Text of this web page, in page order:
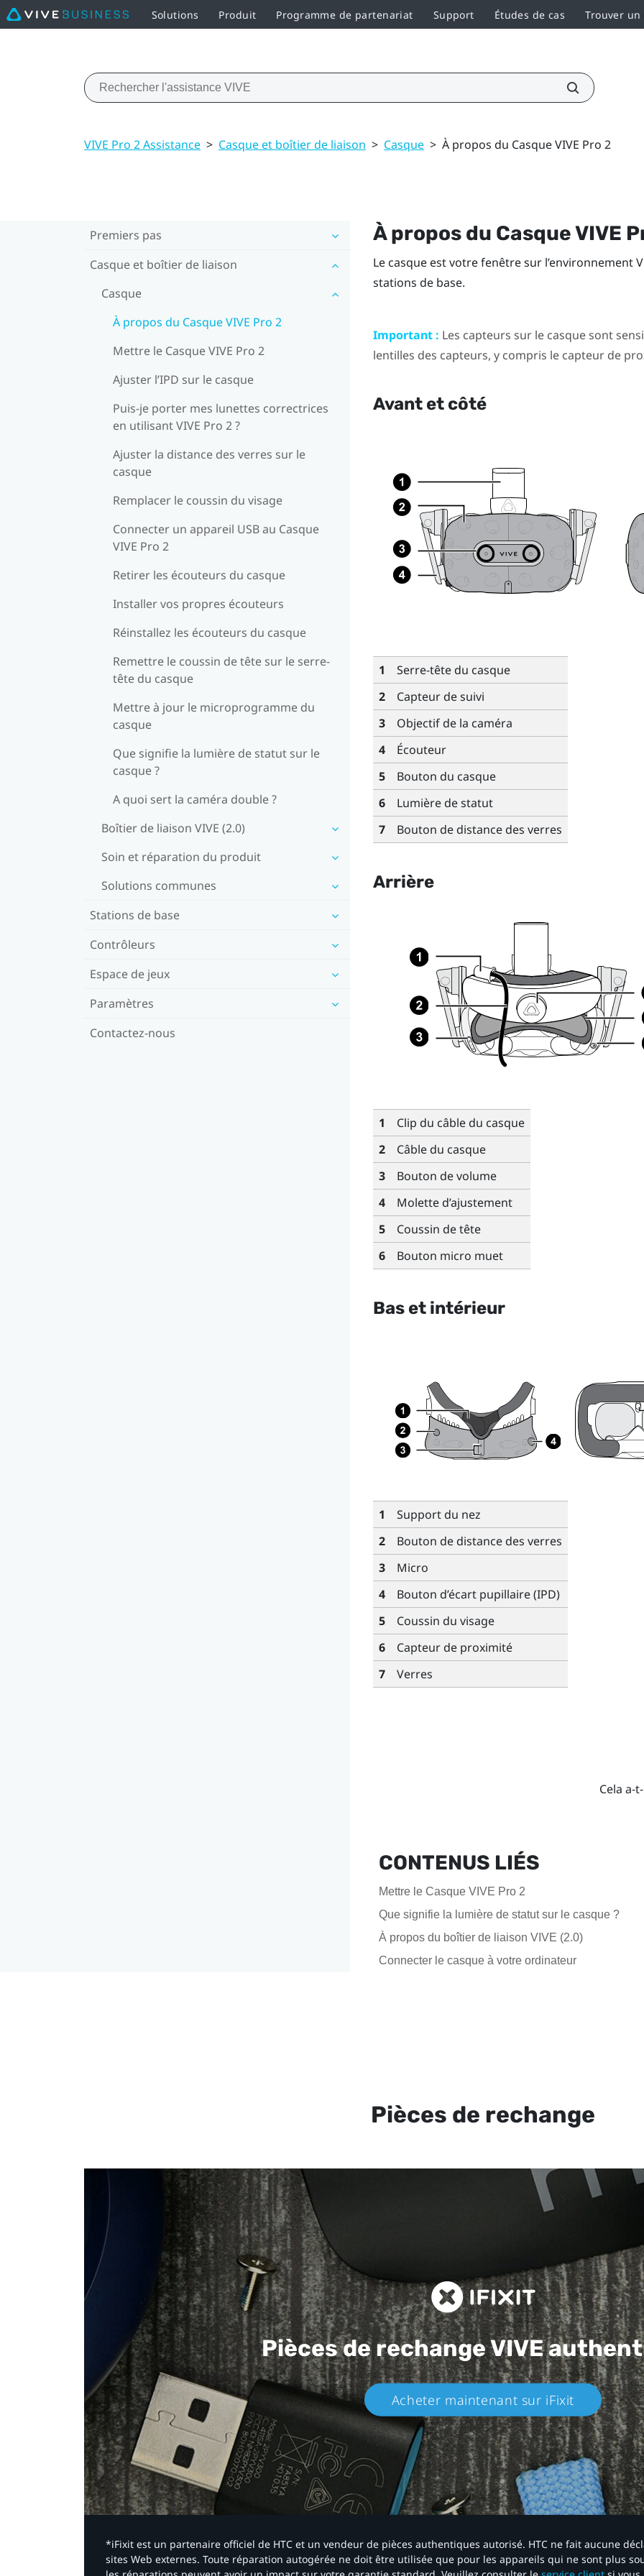
Solutions Produit Programme de partenariat Support Études de cas Trouver
VIVE Pro 2 Assistance > Casque et boîtier de liaison > Casque > À propos du Casque VIVE Pro 2
Premiers pas
Casque et boîtier de liaison
Casque
À propos du Casque VIVE Pro 2
Mettre le Casque VIVE Pro 2
Ajuster l’IPD sur le casque
Puis-je porter mes lunettes correctrices
en utilisant VIVE Pro 2 ?
Ajuster la distance des verres sur le
casque
Remplacer le coussin du visage
Connecter un appareil USB au Casque
VIVE Pro 2
Retirer les écouteurs du casque
Installer vos propres écouteurs
Réinstallez les écouteurs du casque
Remettre le coussin de tête sur le serre-
tête du casque
Mettre à jour le microprogramme du
casque
Que signifie la lumière de statut sur le
casque ?
A quoi sert la caméra double ?
Boîtier de liaison VIVE (2.0)
Soin et réparation du produit
Solutions communes
Stations de base
Contrôleurs
Espace de jeux
Paramètres
Contactez-nous
À propos du Casque VIVE
Le casque est votre fenêtre sur l’environnement
stations de base.
Important : Les capteurs sur le casque sont
lentilles des capteurs, y compris le capteur de
Avant et côté
1
Serre-tête du casque
2
Capteur de suivi
3
Objectif de la caméra
4
Écouteur
5
Bouton du casque
6
Lumière de statut
7
Bouton de distance des verres
Arrière
1
Clip du câble du casque
2
Câble du casque
3
Bouton de volume
4
Molette d’ajustement
5
Coussin de tête
6
Bouton micro muet
Bas et intérieur
1
Support du nez
2
Bouton de distance des verres
3
Micro
4
Bouton d’écart pupillaire (IPD)
5
Coussin du visage
6
Capteur de proximité
7
Verres
Cela a-
CONTENUS LIÉS
Mettre le Casque VIVE Pro 2
Que signifie la lumière de statut sur le casque ?
À propos du boîtier de liaison VIVE (2.0)
Connecter le casque à votre ordinateur
Pièces de rechange
Pièces de rechangeVIVE
Acheter maintenant sur iFixit​
*iFixit est un partenaire officiel de HTC et un vendeur de pièces authentiques autorisé. HTC ne fait aucune
sites Web externes. Toute réparation autogérée ne doit être utilisée que pour les appareils qui ne sont plus